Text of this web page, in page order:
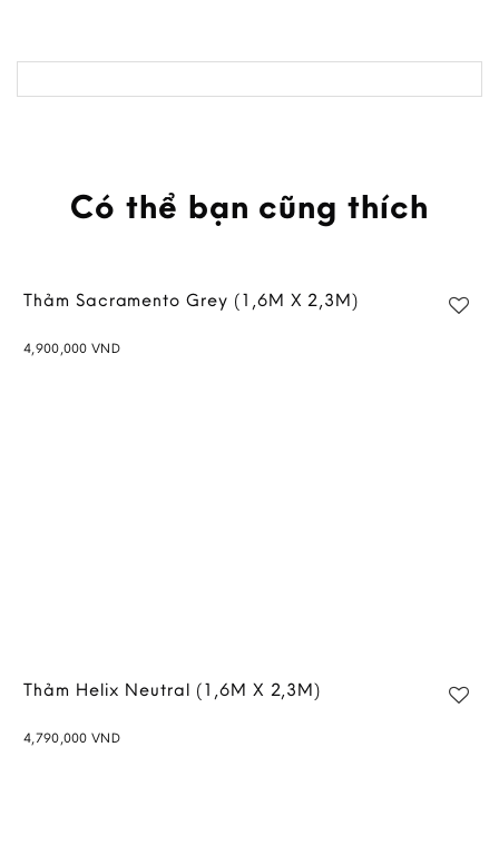
Có thể bạn cũng thích
Thảm Sacramento Grey (1,6M X 2,3M)
4,900,000 VND
Thảm Helix Neutral (1,6M X 2,3M)
4,790,000 VND